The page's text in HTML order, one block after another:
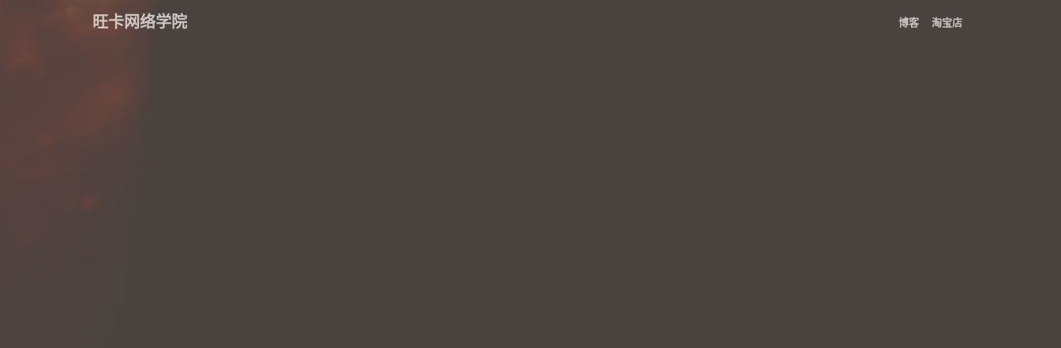
旺卡网络学院 博客 淘宝店